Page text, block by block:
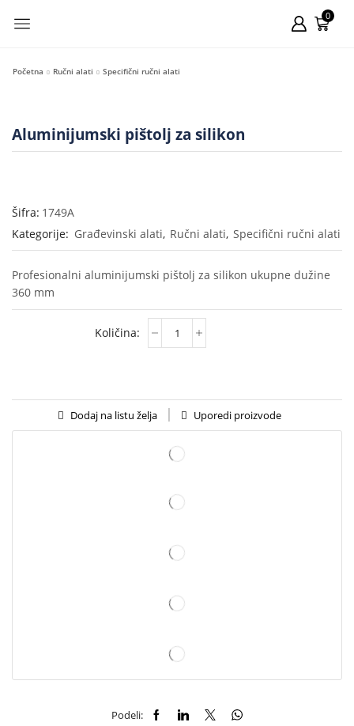
0
Početna Ručni alati Specifični ručni alati
Aluminijumski pištolj za silikon
Šifra: 1749A
Kategorije: Građevinski alati, Ručni alati, Specifični ručni alati
Profesionalni aluminijumski pištolj za silikon ukupne dužine
360 mm
Dodaj na listu želja Uporedi proizvode
Podeli: